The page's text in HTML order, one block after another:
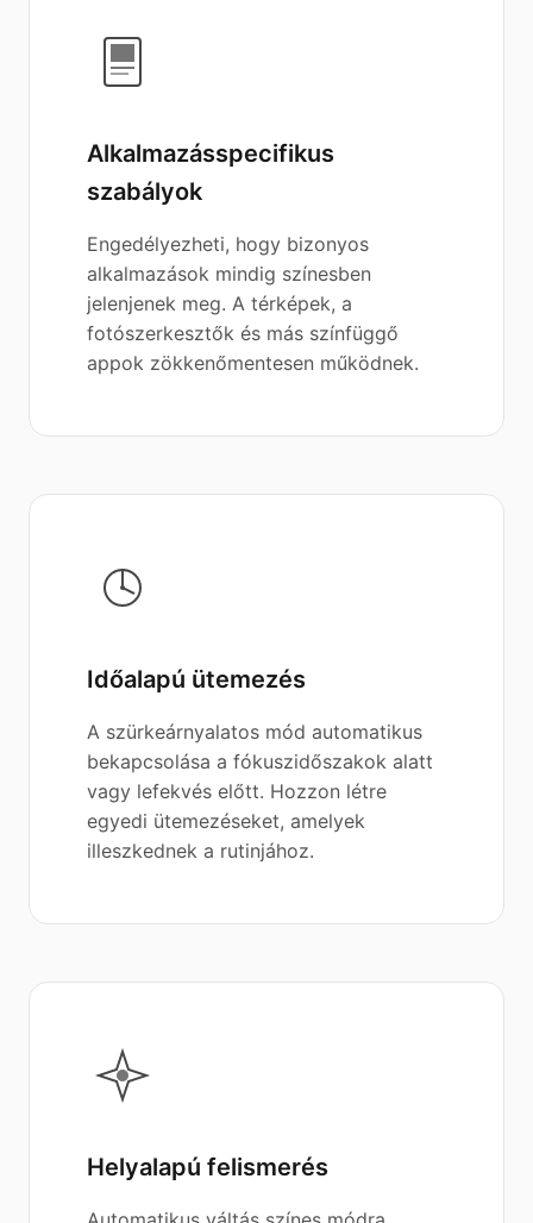
Alkalmazásspecifikus
szabályok
Engedélyezheti, hogy bizonyos
alkalmazások mindig színesben
jelenjenek meg. A térképek, a
fotószerkesztők és más színfüggő
appok zökkenőmentesen működnek.
Időalapú ütemezés
A szürkeárnyalatos mód automatikus
bekapcsolása a fókuszidőszakok alatt
vagy lefekvés előtt. Hozzon létre
egyedi ütemezéseket, amelyek
illeszkednek a rutinjához.
Helyalapú felismerés